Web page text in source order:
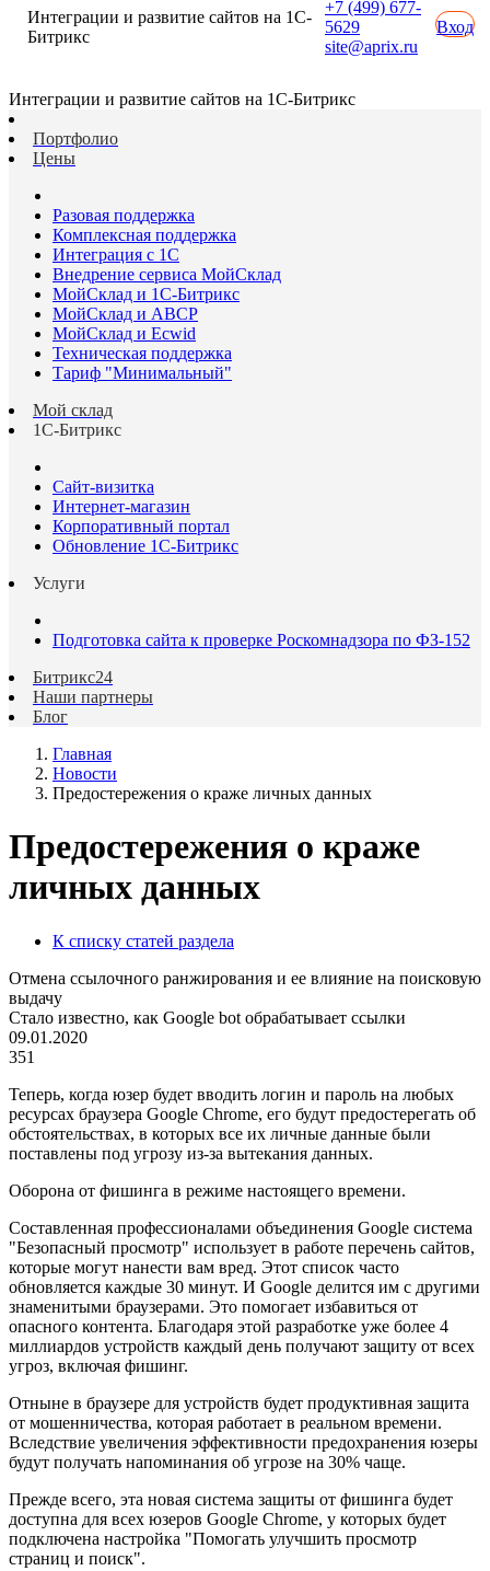
Интеграции и развитие сайтов на 1С-
Битрикс
+7 (499) 677-
5629
site@aprix.ru
Вход
Интеграции и развитие сайтов на 1С-Битрикс
Портфолио
Цены
Разовая поддержка
Комплексная поддержка
Интеграция с 1С
Внедрение сервиса МойСклад
МойСклад и 1С-Битрикс
МойСклад и ABCP
МойСклад и Ecwid
Техническая поддержка
Тариф "Минимальный"
Мой склад
1С-Битрикс
Сайт-визитка
Интернет-магазин
Корпоративный портал
Обновление 1С-Битрикс
Услуги
Подготовка сайта к проверке Роскомнадзора по ФЗ-152
Битрикс24
Наши партнеры
Блог
Главная
Новости
Предостережения о краже личных данных
Предостережения о краже
личных данных
К списку статей раздела
Отмена ссылочного ранжирования и ее влияние на поисковую
выдачу
Стало известно, как Google bot обрабатывает ссылки
09.01.2020
351
Теперь, когда юзер будет вводить логин и пароль на любых
ресурсах браузера Google Chrome, его будут предостерегать об
обстоятельствах, в которых все их личные данные были
поставлены под угрозу из-за вытекания данных.
Оборона от фишинга в режиме настоящего времени.
Составленная профессионалами объединения Google система
"Безопасный просмотр" использует в работе перечень сайтов,
которые могут нанести вам вред. Этот список часто
обновляется каждые 30 минут. И Google делится им с другими
знаменитыми браузерами. Это помогает избавиться от
опасного контента. Благодаря этой разработке уже более 4
миллиардов устройств каждый день получают защиту от всех
угроз, включая фишинг.
Отныне в браузере для устройств будет продуктивная защита
от мошенничества, которая работает в реальном времени.
Вследствие увеличения эффективности предохранения юзеры
будут получать напоминания об угрозе на 30% чаще.
Прежде всего, эта новая система защиты от фишинга будет
доступна для всех юзеров Google Chrome, у которых будет
подключена настройка "Помогать улучшить просмотр
страниц и поиск".